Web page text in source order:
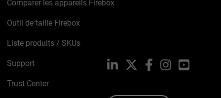
Comparer les appareils Firebox
Outil de taille Firebox
Liste produits / SKUs
Support
Trust Center
LinkedIn FacebookInstagramYouTube